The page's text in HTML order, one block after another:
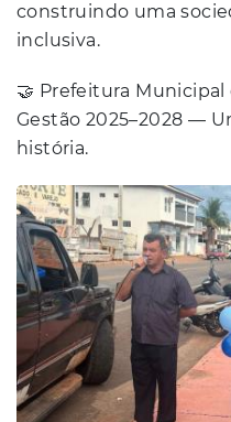
construindo uma
inclusiva.
🤝 Prefeitura
Gestão 2025–2028 —
história.